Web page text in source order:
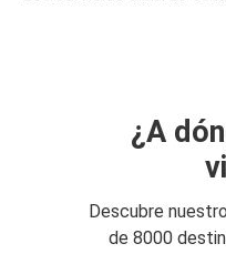
¿A
Descubre
de 8000